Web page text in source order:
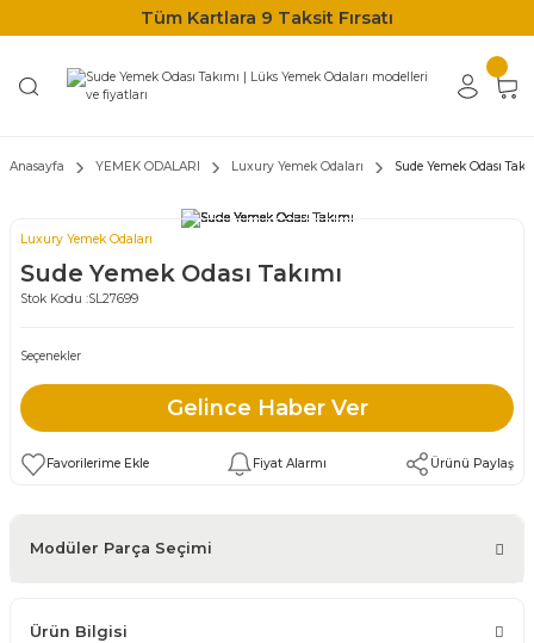
Tüm Kartlara 9 Taksit Fırsatı
Anasayfa YEMEK ODALARI Luxury Yemek Odaları Sude Yemek Odası
Luxury Yemek Odaları
Sude Yemek Odası Takımı
Stok Kodu :SL27699
Seçenekler
Gelince Haber Ver
Fiyat Alarmı Ürünü Paylaş
Modüler Parça Seçimi
Ürün Bilgisi